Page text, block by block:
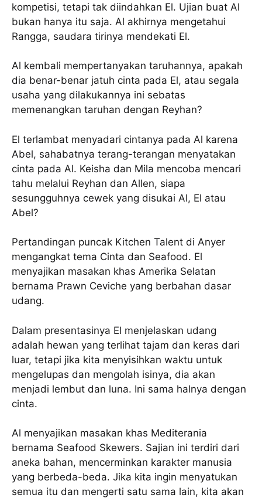
kompetisi, tetapi tak diindahkan El. Ujian buat Al
bukan hanya itu saja. Al akhirnya mengetahui
Rangga, saudara tirinya mendekati El.
Al kembali mempertanyakan taruhannya, apakah
dia benar-benar jatuh cinta pada El, atau segala
usaha yang dilakukannya ini sebatas
memenangkan taruhan dengan Reyhan?
El terlambat menyadari cintanya pada Al karena
Abel, sahabatnya terang-terangan menyatakan
cinta pada Al. Keisha dan Mila mencoba mencari
tahu melalui Reyhan dan Allen, siapa
sesungguhnya cewek yang disukai Al, El atau
Abel?
Pertandingan puncak Kitchen Talent di Anyer
mengangkat tema Cinta dan Seafood. El
menyajikan masakan khas Amerika Selatan
bernama Prawn Ceviche yang berbahan dasar
udang.
Dalam presentasinya El menjelaskan udang
adalah hewan yang terlihat tajam dan keras dari
luar, tetapi jika kita menyisihkan waktu untuk
mengelupas dan mengolah isinya, dia akan
menjadi lembut dan luna. Ini sama halnya dengan
cinta.
Al menyajikan masakan khas Mediterania
bernama Seafood Skewers. Sajian ini terdiri dari
aneka bahan, mencerminkan karakter manusia
yang berbeda-beda. Jika kita ingin menyatukan
semua itu dan mengerti satu sama lain, kita akan